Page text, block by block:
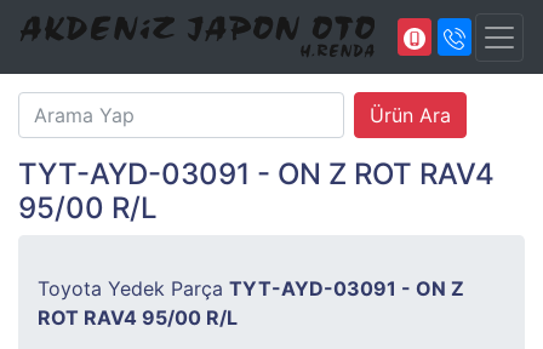
TYT-AYD-03091 - ON Z ROT RAV4
95/00 R/L
Toyota Yedek Parça TYT-AYD-03091 - ON Z
ROT RAV4 95/00 R/L